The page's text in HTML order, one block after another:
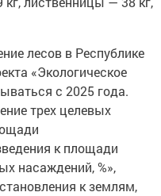
лесов в Республике
«Экологическое
с 2025 года.
трех целевых
к площади
насаждений, %»,
к землям,